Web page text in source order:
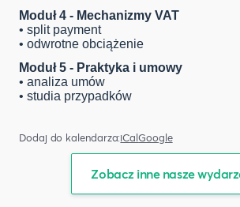
Moduł 4 - Mechanizmy VAT
• split payment
• odwrotne obciążenie
Moduł 5 - Praktyka i umowy
• analiza umów
• studia przypadków
Dodaj do kalendarza:iCalGoogle
Zobacz inne nasze